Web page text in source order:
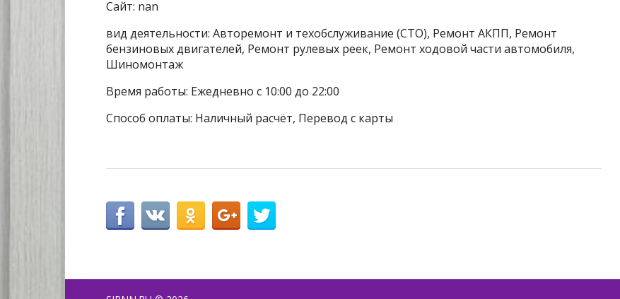
Сайт: nan
вид деятельности: Авторемонт и техобслуживание (СТО), Ремонт АКПП, Ремонт
бензиновых двигателей, Ремонт рулевых реек, Ремонт ходовой части автомобиля,
Шиномонтаж
Время работы: Ежедневно с 10:00 до 22:00
Способ оплаты: Наличный расчёт, Перевод с карты